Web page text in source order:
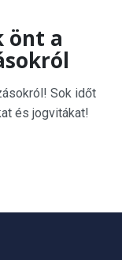
önt a
Sok időt
és jogvitákat!